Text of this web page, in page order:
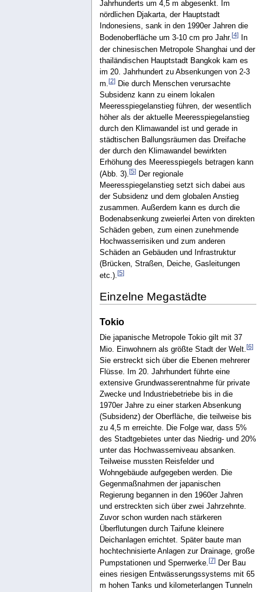
Jahrhunderts um 4,5 m abgesenkt. Im
nördlichen Djakarta, der Hauptstadt
Indonesiens, sank in den 1990er Jahren die
Bodenoberfläche um 3-10 cm pro Jahr.[4]In
der chinesischen Metropole Shanghai und der
thailändischen Hauptstadt Bangkok kam es
im 20. Jahrhundert zu Absenkungen von 2-3
m. [2]Die durch Menschen verursachte
Subsidenz kann zu einem lokalen
Meeresspiegelanstieg führen, der wesentlich
höher als der aktuelle Meeresspiegelanstieg
durch den Klimawandel ist und gerade in
städtischen Ballungsräumen das Dreifache
der durch den Klimawandel bewirkten
Erhöhung des Meeresspiegels betragen kann
(Abb. 3).[5]Der regionale
Meeresspiegelanstieg setzt sich dabei aus
der Subsidenz und dem globalen Anstieg
zusammen. Außerdem kann es durch die
Bodenabsenkung zweierlei Arten von direkten
Schäden geben, zum einen zunehmende
Hochwasserrisiken und zum anderen
Schäden an Gebäuden und Infrastruktur
(Brücken, Straßen, Deiche, Gasleitungen
etc.).[5]
Einzelne Megastädte
Tokio
Die japanische Metropole Tokio gilt mit 37
Mio. Einwohnern als größte Stadt der Welt.[6]
Sie erstreckt sich über die Ebenen mehrerer
Flüsse. Im 20. Jahrhundert führte eine
extensive Grundwasserentnahme für private
Zwecke und Industriebetriebe bis in die
1970er Jahre zu einer starken Absenkung
(Subsidenz) der Oberfläche, die teilweise bis
zu 4,5 m erreichte. Die Folge war, dass 5%
des Stadtgebietes unter das Niedrig- und 20%
unter das Hochwasserniveau absanken.
Teilweise mussten Reisfelder und
Wohngebäude aufgegeben werden. Die
Gegenmaßnahmen der japanischen
Regierung begannen in den 1960er Jahren
und erstreckten sich über zwei Jahrzehnte.
Zuvor schon wurden nach stärkeren
Überflutungen durch Taifune kleinere
Deichanlagen errichtet. Später baute man
hochtechnisierte Anlagen zur Drainage, große
Pumpstationen und Sperrwerke.[7]Der Bau
eines riesigen Entwässerungssystems mit 65
m hohen Tanks und kilometerlangen Tunneln